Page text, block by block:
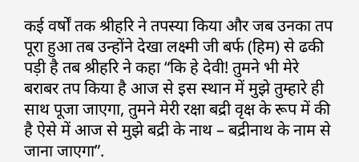
कई वर्षों तक श्रीहरि ने तपस्या किया और जब उनका तप
पूरा हुआ तब उन्होंने देखा लक्ष्मी जी बर्फ (हिम) से ढकी
पड़ी है तब श्रीहरि ने कहा “कि हे देवी! तुमने भी मेरे
बराबर तप किया है आज से इस स्थान में मुझे तुम्हारे ही
साथ पूजा जाएगा, तुमने मेरी रक्षा बद्री वृक्ष के रूप में की
है ऐसे में आज से मुझे बद्री के नाथ – बद्रीनाथ के नाम से
जाना जाएगा”.